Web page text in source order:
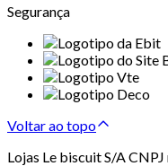
Segurança
Voltar ao topo
Lojas Le biscuit S/A